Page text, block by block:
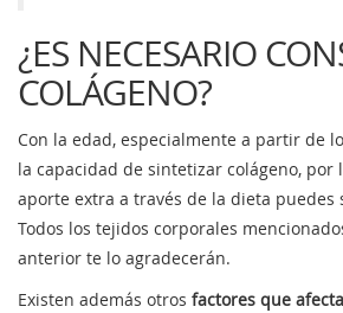
¿ES NECESARIO
COLÁGENO?
Con la edad, especialmente a partir de
la capacidad de sintetizar colágeno, por
aporte extra a través de la dieta puedes
Todos los tejidos corporales
anterior te lo agradecerán.
Existen además otros factores que